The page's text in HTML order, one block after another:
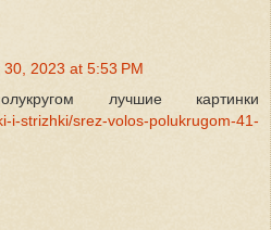
2023 at 5:53 PM
лучшие картинки
i-strizhki/srez-volos-polukrugom-41-